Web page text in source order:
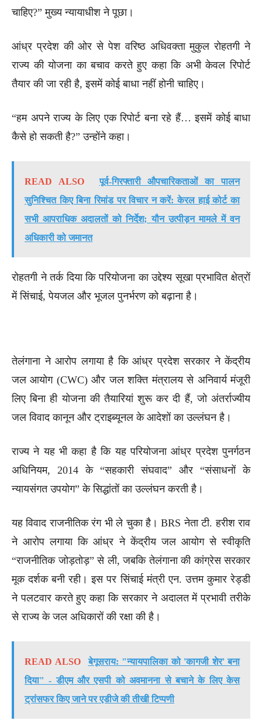
चाहिए?” मुख्य न्यायाधीश ने पूछा।
आंध्र प्रदेश की ओर से पेश वरिष्ठ अधिवक्ता मुकुल रोहतगी ने
राज्य की योजना का बचाव करते हुए कहा कि अभी केवल रिपोर्ट
तैयार की जा रही है, इसमें कोई बाधा नहीं होनी चाहिए।
“हम अपने राज्य के लिए एक रिपोर्ट बना रहे हैं… इसमें कोई बाधा
कैसे हो सकती है?” उन्होंने कहा।
READ ALSO
पूर्व-गिरफ्तारी औपचारिकताओं का पालन
सुनिश्चित किए बिना रिमांड पर विचार न करें: केरल हाई कोर्ट का
सभी आपराधिक अदालतों को निर्देश; यौन उत्पीड़न मामले में वन
अधिकारी को जमानत
रोहतगी ने तर्क दिया कि परियोजना का उद्देश्य सूखा प्रभावित क्षेत्रों
में सिंचाई, पेयजल और भूजल पुनर्भरण को बढ़ाना है।
तेलंगाना ने आरोप लगाया है कि आंध्र प्रदेश सरकार ने केंद्रीय
जल आयोग (CWC) और जल शक्ति मंत्रालय से अनिवार्य मंजूरी
लिए बिना ही योजना की तैयारियां शुरू कर दी हैं, जो अंतर्राज्यीय
जल विवाद कानून और ट्राइब्यूनल के आदेशों का उल्लंघन है।
राज्य ने यह भी कहा है कि यह परियोजना आंध्र प्रदेश पुनर्गठन
अधिनियम, 2014 के “सहकारी संघवाद” और “संसाधनों के
न्यायसंगत उपयोग” के सिद्धांतों का उल्लंघन करती है।
यह विवाद राजनीतिक रंग भी ले चुका है। BRS नेता टी. हरीश राव
ने आरोप लगाया कि आंध्र ने केंद्रीय जल आयोग से स्वीकृति
“राजनीतिक जोड़तोड़” से ली, जबकि तेलंगाना की कांग्रेस सरकार
मूक दर्शक बनी रही। इस पर सिंचाई मंत्री एन. उत्तम कुमार रेड्डी
ने पलटवार करते हुए कहा कि सरकार ने अदालत में प्रभावी तरीके
से राज्य के जल अधिकारों की रक्षा की है।
READ ALSO
बेगूसराय: "न्यायपालिका को 'कागजी शेर' बना
दिया" - डीएम और एसपी को अवमानना से बचाने के लिए केस
ट्रांसफर किए जाने पर एडीजे की तीखी टिप्पणी